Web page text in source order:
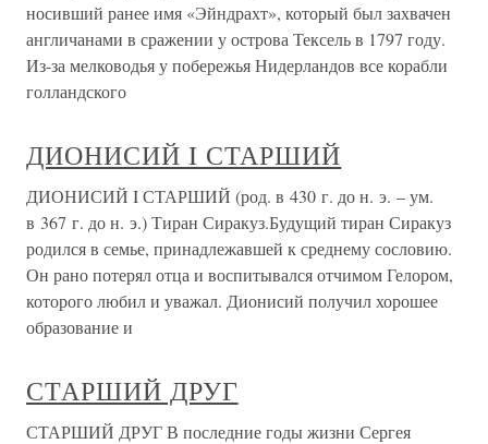
носивший ранее имя «Эйндрахт», который был захвачен
англичанами в сражении у острова Тексель в 1797 году.
Из-за мелководья у побережья Нидерландов все корабли
голландского
ДИОНИСИЙ I СТАРШИЙ
ДИОНИСИЙ I СТАРШИЙ (род. в 430 г. до н. э. – ум.
в 367 г. до н. э.) Тиран Сиракуз.Будущий тиран Сиракуз
родился в семье, принадлежавшей к среднему сословию.
Он рано потерял отца и воспитывался отчимом Гелором,
которого любил и уважал. Дионисий получил хорошее
образование и
СТАРШИЙ ДРУГ
СТАРШИЙ ДРУГ В последние годы жизни Сергея